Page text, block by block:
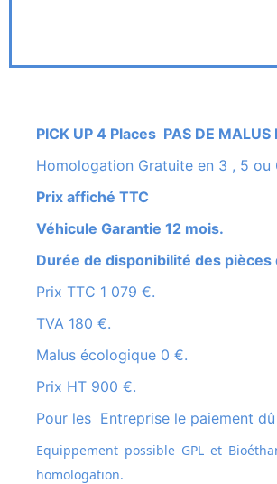
PICK UP 4 Places PAS DE MALUS
Homologation Gratuite en 3 , 5
Prix affiché TTC
Véhicule Garantie 12 mois.
Durée de disponibilité des
Prix TTC 1 079 €.
TVA 180 €.
Malus écologique 0 €.
Prix HT 900 €.
Pour les Entreprise le paiement
Equippement possible GPL et
homologation.